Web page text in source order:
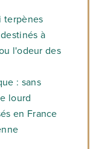
terpènes
à
l'odeur des
: sans
lourd
en France